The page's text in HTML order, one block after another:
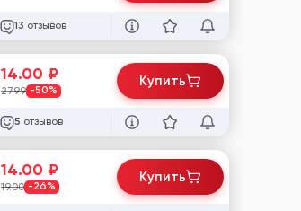
13 отзывов
14.00 ₽
27.99 -50%
5 отзывов
Купить
14.00 ₽
19.00 -26%
Купить